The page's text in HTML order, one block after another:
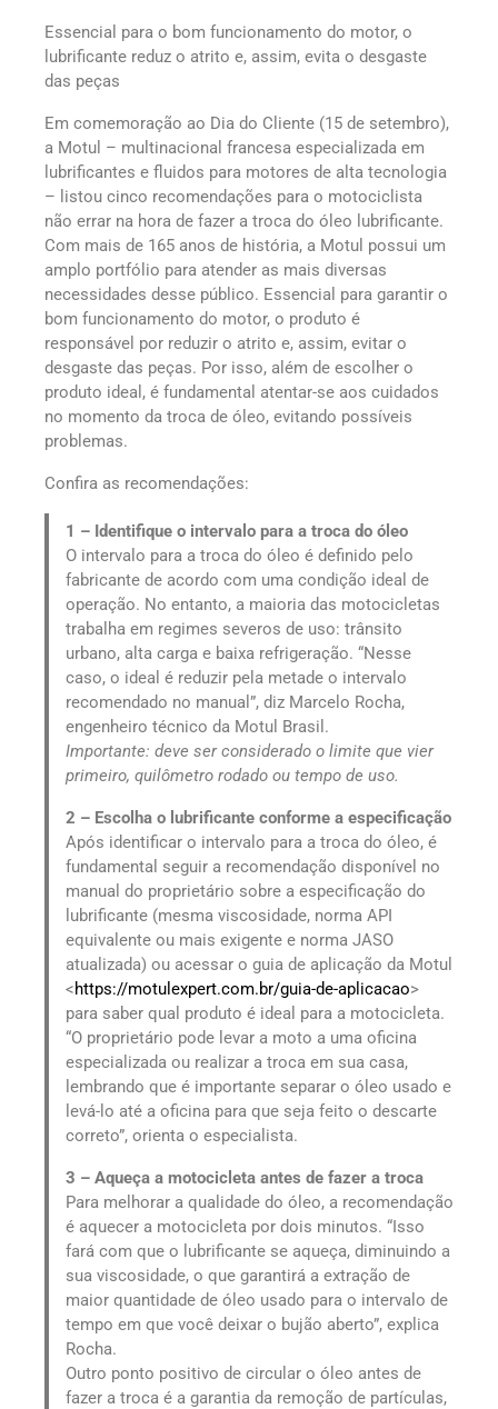
Essencial para o bom funcionamento do motor, o
lubrificante reduz o atrito e, assim, evita o desgaste
das peças
Em comemoração ao Dia do Cliente (15 de setembro),
a Motul – multinacional francesa especializada em
lubrificantes e fluidos para motores de alta tecnologia
– listou cinco recomendações para o motociclista
não errar na hora de fazer a troca do óleo lubrificante.
Com mais de 165 anos de história, a Motul possui um
amplo portfólio para atender as mais diversas
necessidades desse público. Essencial para garantir o
bom funcionamento do motor, o produto é
responsável por reduzir o atrito e, assim, evitar o
desgaste das peças. Por isso, além de escolher o
produto ideal, é fundamental atentar-se aos cuidados
no momento da troca de óleo, evitando possíveis
problemas.
Confira as recomendações:
1 – Identifique o intervalo para a troca do óleo
O intervalo para a troca do óleo é definido pelo
fabricante de acordo com uma condição ideal de
operação. No entanto, a maioria das motocicletas
trabalha em regimes severos de uso: trânsito
urbano, alta carga e baixa refrigeração. “Nesse
caso, o ideal é reduzir pela metade o intervalo
recomendado no manual”, diz Marcelo Rocha,
engenheiro técnico da Motul Brasil.
Importante: deve ser considerado o limite que vier
primeiro, quilômetro rodado ou tempo de uso.
2 – Escolha o lubrificante conforme a especificação
Após identificar o intervalo para a troca do óleo, é
fundamental seguir a recomendação disponível no
manual do proprietário sobre a especificação do
lubrificante (mesma viscosidade, norma API
equivalente ou mais exigente e norma JASO
atualizada) ou acessar o guia de aplicação da Motul
<https://motulexpert.com.br/guia-de-aplicacao>
para saber qual produto é ideal para a motocicleta.
“O proprietário pode levar a moto a uma oficina
especializada ou realizar a troca em sua casa,
lembrando que é importante separar o óleo usado e
levá-lo até a oficina para que seja feito o descarte
correto”, orienta o especialista.
3 – Aqueça a motocicleta antes de fazer a troca
Para melhorar a qualidade do óleo, a recomendação
é aquecer a motocicleta por dois minutos. “Isso
fará com que o lubrificante se aqueça, diminuindo a
sua viscosidade, o que garantirá a extração de
maior quantidade de óleo usado para o intervalo de
tempo em que você deixar o bujão aberto”, explica
Rocha.
Outro ponto positivo de circular o óleo antes de
fazer a troca é a garantia da remoção de partículas,